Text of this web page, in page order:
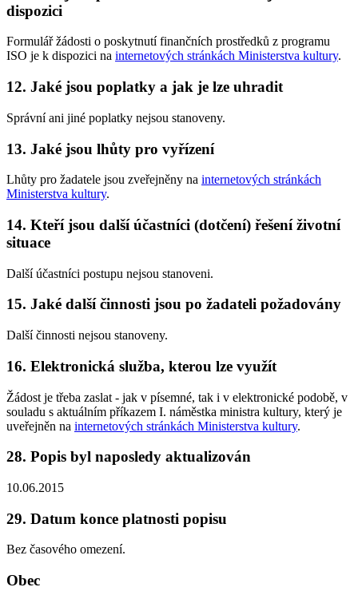
dispozici
Formulář žádosti o poskytnutí finančních prostředků z programu
ISO je k dispozici na internetových stránkách Ministerstva kultury.
12. Jaké jsou poplatky a jak je lze uhradit
Správní ani jiné poplatky nejsou stanoveny.
13. Jaké jsou lhůty pro vyřízení
Lhůty pro žadatele jsou zveřejněny na internetových stránkách
Ministerstva kultury.
14. Kteří jsou další účastníci (dotčení) řešení životní
situace
Další účastníci postupu nejsou stanoveni.
15. Jaké další činnosti jsou po žadateli požadovány
Další činnosti nejsou stanoveny.
16. Elektronická služba, kterou lze využít
Žádost je třeba zaslat - jak v písemné, tak i v elektronické podobě, v
souladu s aktuálním příkazem I. náměstka ministra kultury, který je
uveřejněn na internetových stránkách Ministerstva kultury.
28. Popis byl naposledy aktualizován
10.06.2015
29. Datum konce platnosti popisu
Bez časového omezení.
Obec